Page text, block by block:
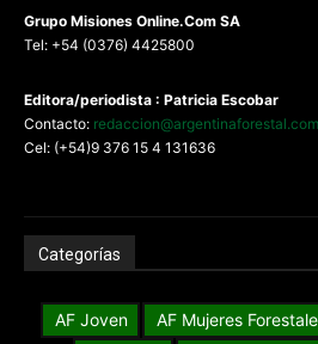
Grupo Misiones Online.Com SA
Tel: +54 (0376) 4425800
Editora/periodista : Patricia Escobar
Contacto: redaccion@argentinaforestal.com
Cel: (+54)9 376 15 4 131636
Categorías
AF Joven AF Mujeres